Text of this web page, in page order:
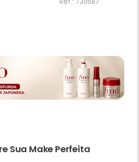
Ref.: 730587
Sua Make Perfeita